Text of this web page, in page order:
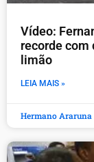
Vídeo:
recorde com
limão
LEIA MAIS »
Hermano Araruna